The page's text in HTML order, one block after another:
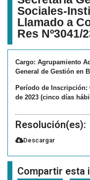
Sociales-
Llamado a
Res Nº3041/
Cargo: Agrupamiento
General de Gestión en
Período de Inscripción:
de 2023 (cinco días
Resolución(es):
Descargar
Compartir esta